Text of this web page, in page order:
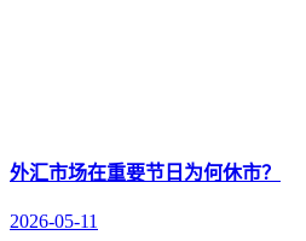
外汇市场在重要节日为何休市？
2026-05-11